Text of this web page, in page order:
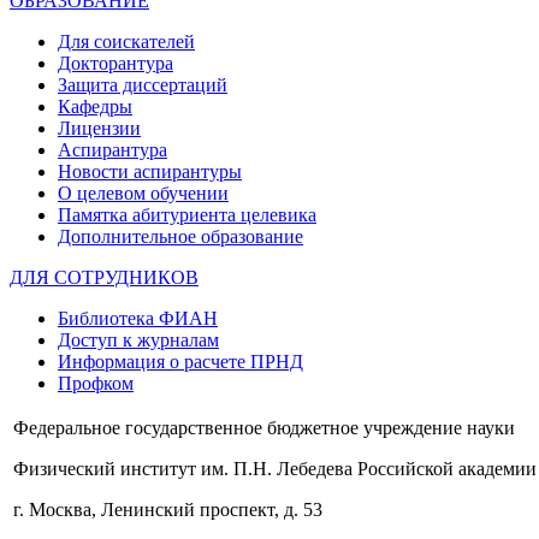
Для соискателей
Докторантура
Защита диссертаций
Кафедры
Лицензии
Аспирантура
Новости аспирантуры
О целевом обучении
Памятка абитуриента целевика
Дополнительное образование
ДЛЯ СОТРУДНИКОВ
Библиотека ФИАН
Доступ к журналам
Информация о расчете ПРНД
Профком
Федеральное государственное бюджетное учреждение науки
Физический институт им. П.Н. Лебедева Российской академии
г. Москва, Ленинский проспект, д. 53